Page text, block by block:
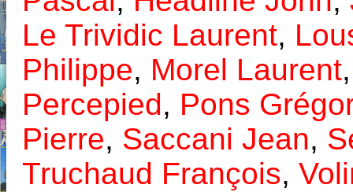
Le Trividic Laurent,
Philippe, Morel Laurent
Percepied, Pons
Pierre, Saccani Jean,
Truchaud François,